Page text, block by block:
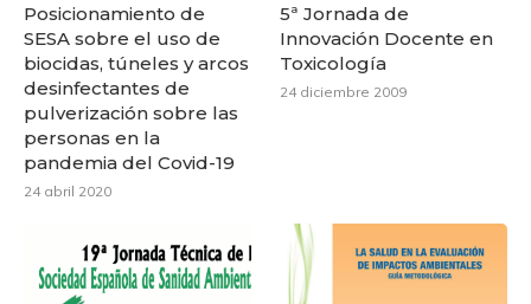
Posicionamiento de
SESA sobre el uso de
biocidas, túneles y arcos
desinfectantes de
pulverización sobre las
personas en la
pandemia del Covid-19
24 abril 2020
5ª Jornada de
Innovación Docente en
Toxicología
24 diciembre 2009